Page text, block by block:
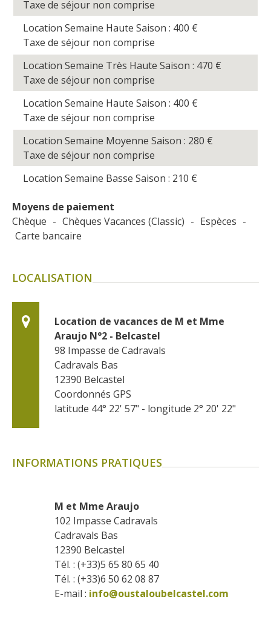
Taxe de séjour non comprise
Location Semaine Haute Saison : 400 €
Taxe de séjour non comprise
Location Semaine Très Haute Saison : 470 €
Taxe de séjour non comprise
Location Semaine Haute Saison : 400 €
Taxe de séjour non comprise
Location Semaine Moyenne Saison : 280 €
Taxe de séjour non comprise
Location Semaine Basse Saison : 210 €
Moyens de paiement
Chèque - Chèques Vacances (Classic) - Espèces -
Carte bancaire
LOCALISATION
Location de vacances de M et Mme
Araujo N°2 - Belcastel
98 Impasse de Cadravals
Cadravals Bas
12390 Belcastel
Coordonnés GPS
latitude 44° 22' 57" - longitude 2° 20' 22"
INFORMATIONS PRATIQUES
M et Mme Araujo
102 Impasse Cadravals
Cadravals Bas
12390 Belcastel
Tél. : (+33)5 65 80 65 40
Tél. : (+33)6 50 62 08 87
E-mail : info@oustaloubelcastel.com